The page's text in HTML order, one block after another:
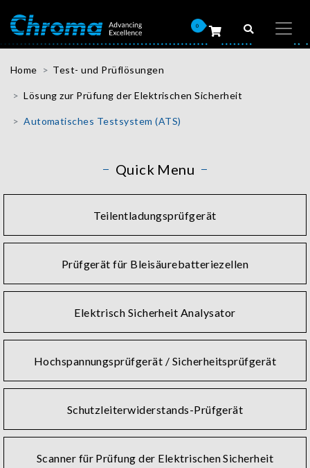
0
Home Test- und Prüflösungen
Lösung zur Prüfung der Elektrischen Sicherheit
Automatisches Testsystem (ATS)
Quick Menu
Teilentladungsprüfgerät
Prüfgerät für Bleisäurebatteriezellen
Elektrisch Sicherheit Analysator
Hochspannungsprüfgerät / Sicherheitsprüfgerät
Schutzleiterwiderstands-Prüfgerät
Scanner für Prüfung der Elektrischen Sicherheit